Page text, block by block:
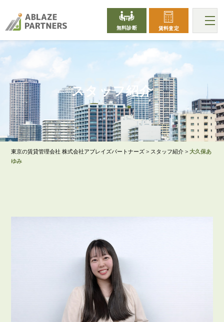
無料診断 賃料査定
STAFF
スタッフ紹介
東京の賃貸管理会社 株式会社アブレイズパートナーズ > スタッフ紹介 >大久保あ
ゆみ